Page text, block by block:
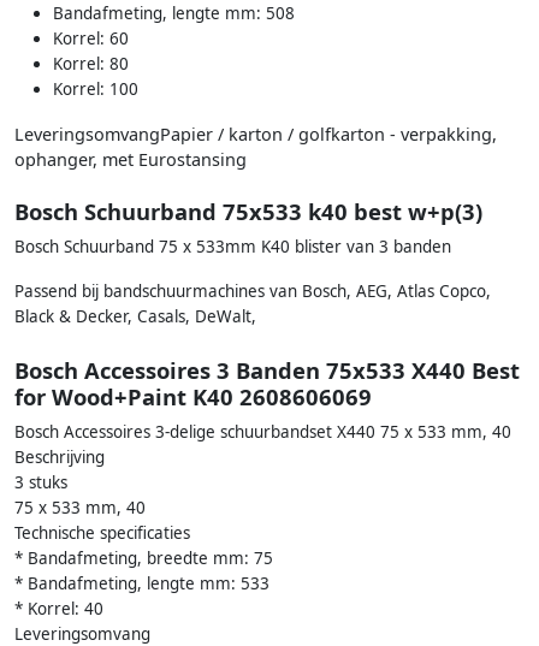
Bandafmeting, lengte mm: 508
Korrel: 60
Korrel: 80
Korrel: 100
LeveringsomvangPapier / karton / golfkarton - verpakking,
ophanger, met Eurostansing
Bosch Schuurband 75x533 k40 best w+p(3)
Bosch Schuurband 75 x 533mm K40 blister van 3 banden
Passend bij bandschuurmachines van Bosch, AEG, Atlas Copco,
Black & Decker, Casals, DeWalt,
Bosch Accessoires 3 Banden 75x533 X440 Best
for Wood+Paint K40 2608606069
Bosch Accessoires 3-delige schuurbandset X440 75 x 533 mm, 40
Beschrijving
3 stuks
75 x 533 mm, 40
Technische specificaties
* Bandafmeting, breedte mm: 75
* Bandafmeting, lengte mm: 533
* Korrel: 40
Leveringsomvang